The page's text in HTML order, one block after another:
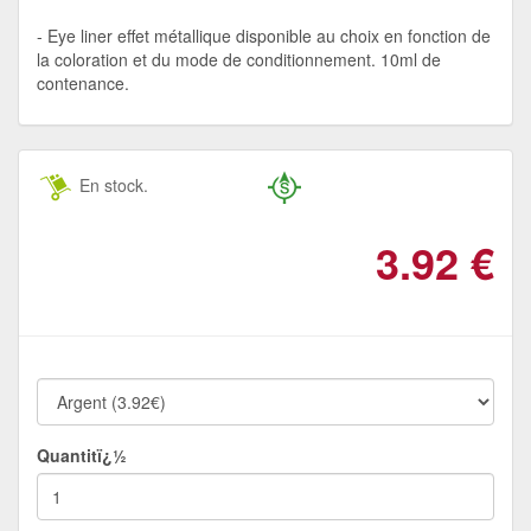
Eye liner effet métallique disponible au choix en fonction de
la coloration et du mode de conditionnement. 10ml de
contenance.
En stock.
3.92 €
Quantitï¿½